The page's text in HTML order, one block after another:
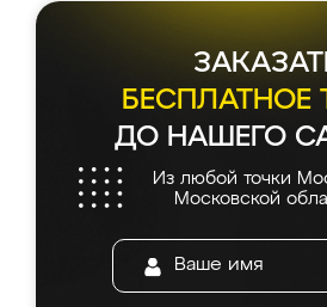
БЕСПЛАТНОЕ
ДО НАШЕГО
Из любой точки
Московской